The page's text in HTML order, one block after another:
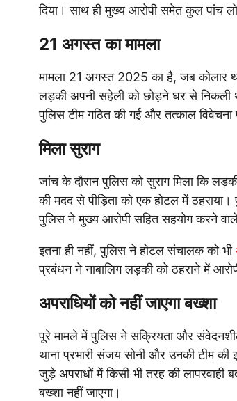
दिया। साथ ही मुख्य आरोपी समेत कुल पांच
21 अगस्त का मामला
मामला 21 अगस्त 2025 का है, जब कोलार
लड़की अपनी सहेली को छोड़ने घर से निकली
पुलिस टीम गठित की गई और तत्काल विवेचना
मिला सुराग
जांच के दौरान पुलिस को सुराग मिला कि
की मदद से पीड़िता को एक होटल में
पुलिस ने मुख्य आरोपी सहित सहयोग करने
इतना ही नहीं, पुलिस ने होटल संचालक को भी
प्रबंधन ने नाबालिग लड़की को ठहराने में
अपराधियों को नहीं जाएगा बख्शा
पूरे मामले में पुलिस ने सक्रियता और
थाना प्रभारी संजय सोनी और उनकी टीम की
जुड़े अपराधों में किसी भी तरह की लापरवाही
बख्शा नहीं जाएगा।